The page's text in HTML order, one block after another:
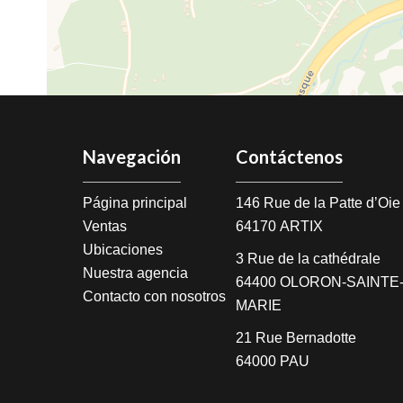
Navegación
Página principal
Ventas
Ubicaciones
Nuestra agencia
Contacto con nosotros
Contáctenos
146 Rue de la Patte d’Oie
64170 ARTIX
3 Rue de la cathédrale
64400OLORON-SAINTE-
MARIE
21 Rue Bernadotte
64000 PAU